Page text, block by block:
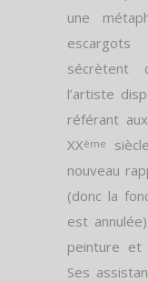
une
sécrètent
l’artiste
référant
XXème
nouveau
(donc la
est
peinture et
Ses